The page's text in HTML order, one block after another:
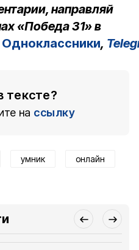
направляй
«Победа 31» в
Одноклассники,
тексте?
на ссылку
умник онлайн